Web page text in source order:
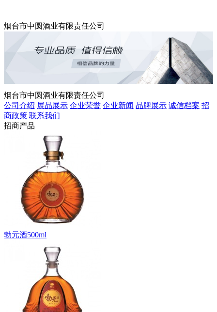
烟台市中圆酒业有限责任公司
烟台市中圆酒业有限责任公司
公司介绍 展品展示 企业荣誉 企业新闻 品牌展示 诚信档案 招
商政策 联系我们
招商产品
勃元酒500ml